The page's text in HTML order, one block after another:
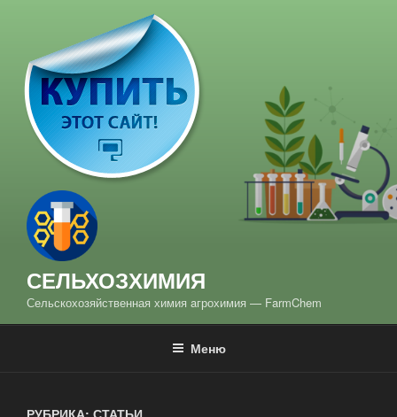
содержимому
СЕЛЬХОЗХИМИЯ
Сельскохозяйственная химия aгрохимия — FarmChem
Меню
РУБРИКА: СТАТЬИ